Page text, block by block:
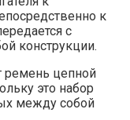
к
с
конструкции.
ремень цепной
это набор
между собой